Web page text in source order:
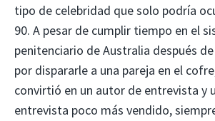
tipo de celebridad que solo podría
90. A pesar de cumplir tiempo en el
penitenciario de Australia después
por dispararle a una pareja en el
convirtió en un autor de entrevista y
entrevista poco más vendido,